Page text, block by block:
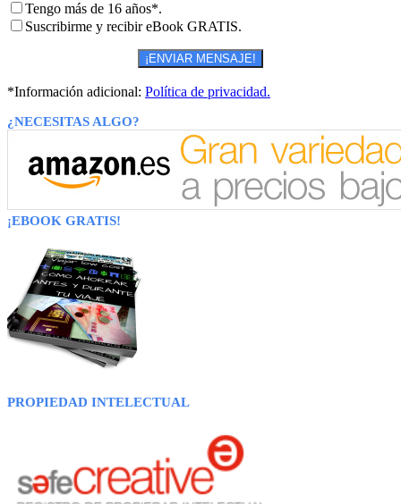
Tengo más de 16 años*.
Suscribirme y recibir eBook GRATIS.
*Información adicional: Política de privacidad.
¿NECESITAS ALGO?
¡EBOOK GRATIS!
PROPIEDAD INTELECTUAL